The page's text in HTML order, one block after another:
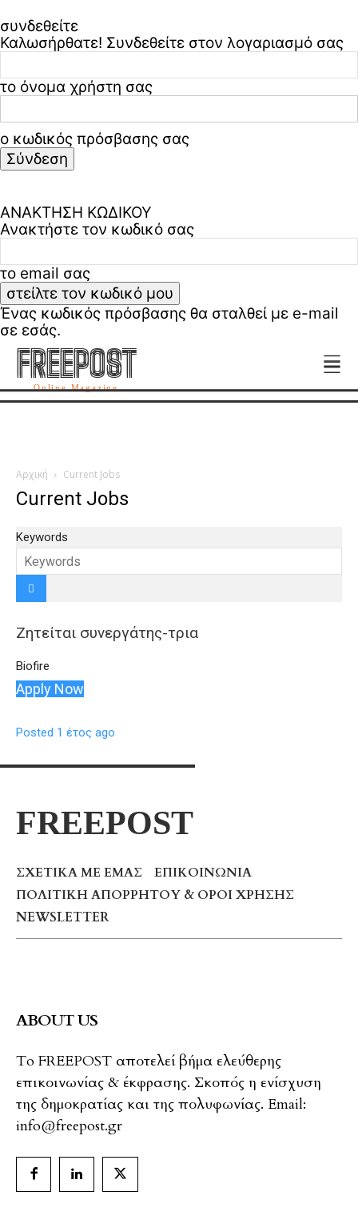
Κβαντική Βαρύτητα;
Η Αδράνεια, η Βαρύτητα και η Ταχύτητα του Φωτός: Τρεις
Η Κβαντοποίηση της Ύπαρξης : Μία νέα οπτική για την
ΣΧΕΤΙΚΆ ΜΕ ΕΜΆΣ
ΠΟΛΙΤΙΚΉ ΑΠΟΡΡΉΤΟΥ & ΌΡΟΙ
ΧΡΉΣΗΣ
NEWSLETTER
συνδεθείτε
Καλωσήρθατε! Συνδεθείτε στον λογαριασμό σας
το όνομα χρήστη σας
ο κωδικός πρόσβασης σας
ΑΝΑΚΤΗΣΗ ΚΩΔΙΚΟΥ
Ανακτήστε τον κωδικό σας
το email σας
Ένας κωδικός πρόσβασης θα σταλθεί με e-mail
σε εσάς.
FREEPOST
Online Magazine
FREEPOST
Αρχική Current Jobs
Current Jobs
Keywords
Ζητείται συνεργάτης-τρια
Biofire
Apply Now
Posted 1 έτος ago
FREEPOST
ΣΧΕΤΙΚΆ ΜΕ ΕΜΆΣ
ΕΠΙΚΟΙΝΩΝΊΑ
ΠΟΛΙΤΙΚΉ ΑΠΟΡΡΉΤΟΥ & ΌΡΟΙ ΧΡΉΣΗΣ
NEWSLETTER
ABOUT US
To FREEPOST αποτελεί βήμα ελεύθερης
επικοινωνίας & έκφρασης. Σκοπός η ενίσχυση
της δημοκρατίας και της πολυφωνίας. Email:
info@freepost.gr